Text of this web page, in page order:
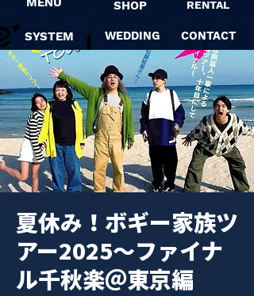
SYSTEM
SHOP
WEDDING
RENTAL
CONTACT
夏休み！ボギー家族ツ
アー2025〜ファイナ
ル千秋楽＠東京編